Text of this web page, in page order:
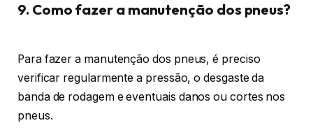
9. Como fazer a manutenção dos pneus?
Para fazer a manutenção dos pneus, é preciso
verificar regularmente a pressão, o desgaste da
banda de rodagem e eventuais danos ou cortes nos
pneus.